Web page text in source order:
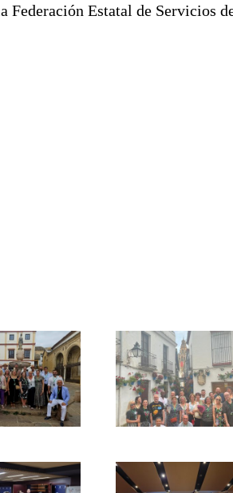
Federación Estatal de Servicios